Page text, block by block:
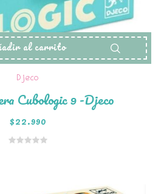
al carrito
Djeco
Cubologic 9 -Djeco
$22.990